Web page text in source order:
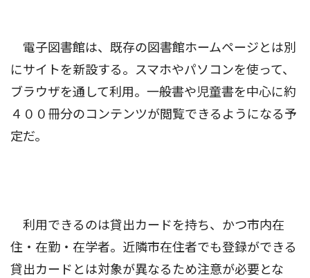
電子図書館は、既存の図書館ホームページとは別
にサイトを新設する。スマホやパソコンを使って、
ブラウザを通して利用。一般書や児童書を中心に約
４００冊分のコンテンツが閲覧できるようになる予
定だ。
利用できるのは貸出カードを持ち、かつ市内在
住・在勤・在学者。近隣市在住者でも登録ができる
貸出カードとは対象が異なるため注意が必要とな